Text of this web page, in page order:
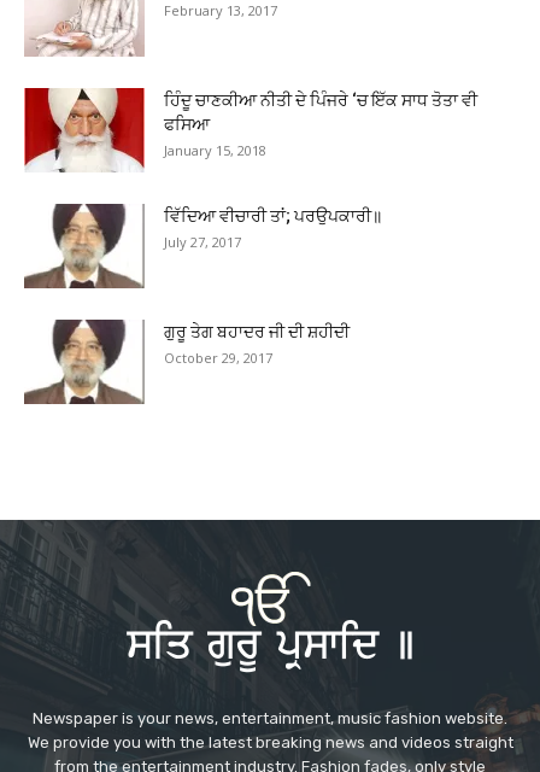
February 13, 2017
ਹਿੰਦੂ ਚਾਣਕੀਆ ਨੀਤੀ ਦੇ ਪਿੰਜਰੇ ‘ਚ ਇੱਕ ਸਾਧ ਤੋਤਾ ਵੀ
ਫਸਿਆ
January 15, 2018
ਵਿੱਦਿਆ ਵੀਚਾਰੀ ਤਾਂ; ਪਰਉਪਕਾਰੀ॥
July 27, 2017
ਗੁਰੂ ਤੇਗ ਬਹਾਦਰ ਜੀ ਦੀ ਸ਼ਹੀਦੀ
October 29, 2017
Newspaper is your news, entertainment, music fashion website.
We provide you with the latest breaking news and videos straight
from the entertainment industry. Fashion fades, only style